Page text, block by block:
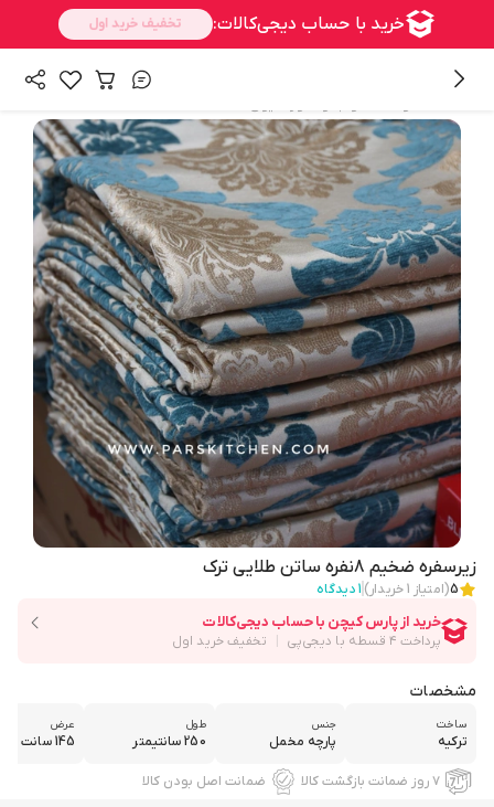
زیرسفره ضخیم 8نفره ساتن طلایی ترک
5(امتیاز 1خریدار) 1دیدگاه
مشخصات
ساخت
ترکیه
جنس
پارچه مخمل
طول
250 سانتیمتر
عرض
145 سانت
۷ روز ضمانت بازگشت کالا ضمانت اصل بودن کالا